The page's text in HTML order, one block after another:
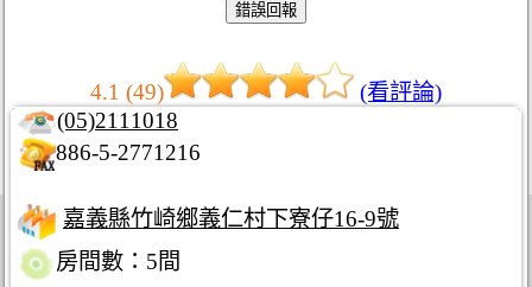
4.1 (49)
(看評論)
(05)2111018
886-5-2771216
嘉義縣竹崎鄉義仁村下寮仔16-9號
房間數：5間